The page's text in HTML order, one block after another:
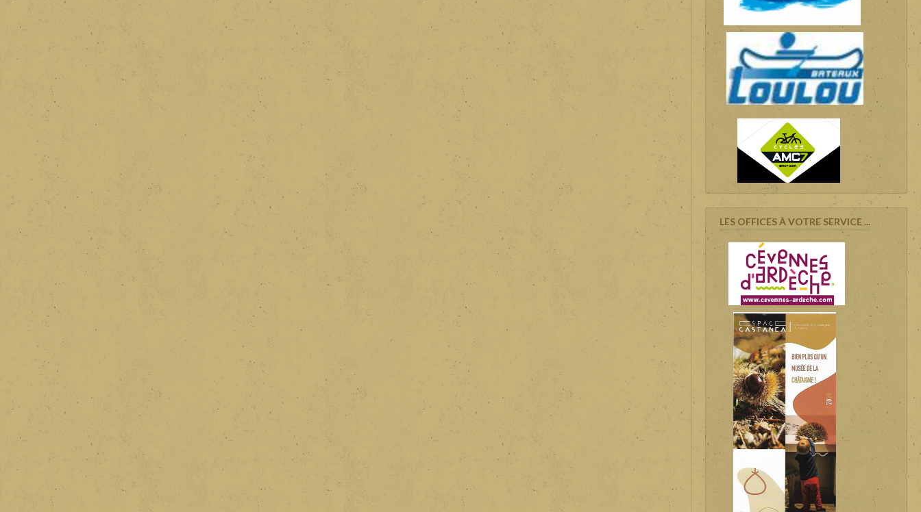
LES OFFICES À VOTRE SERVICE ...